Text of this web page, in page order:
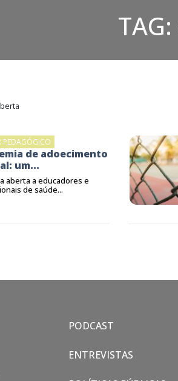
TAG:
PEDAGÓGICO
de adoecimento
um...
aberta a educadores e
de saúde...
PODCAST
ENTREVISTAS